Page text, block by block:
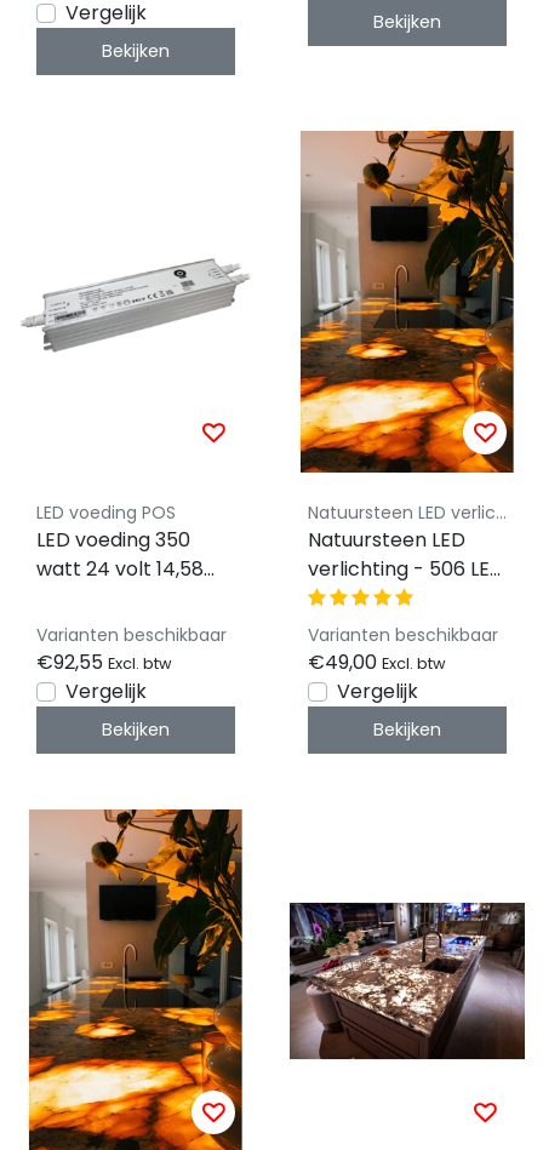
Vergelijk
Bekijken
LED strips 12-24-48v
Bekijken
LED voeding POS
LED voeding 350
watt 24 volt 14,58
waterdicht –
MCHQ350V24-GE
Varianten beschikbaar
€92,55 Excl. btw
Vergelijk
Bekijken
Natuursteen LED verlichting - By Luksus
Natuursteen LED
verlichting - 506 LED
- 4300 LM - Warm
wit - 3000 kelvin -
Dimbaar - 24 volt
IP20 - 25 x 100cm -
Koppelbaar LED
Varianten beschikbaar
€49,00 Excl. btw
Vergelijk
Bekijken